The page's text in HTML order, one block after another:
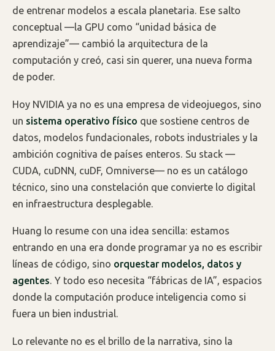
de entrenar modelos a escala planetaria. Ese salto
conceptual —la GPU como “unidad básica de
aprendizaje”— cambió la arquitectura de la
computación y creó, casi sin querer, una nueva forma
de poder.
Hoy NVIDIA ya no es una empresa de videojuegos, sino
un sistema operativo físico que sostiene centros de
datos, modelos fundacionales, robots industriales y la
ambición cognitiva de países enteros. Su stack —
CUDA, cuDNN, cuDF, Omniverse— no es un catálogo
técnico, sino una constelación que convierte lo digital
en infraestructura desplegable.
Huang lo resume con una idea sencilla: estamos
entrando en una era donde programar ya no es escribir
líneas de código, sino orquestar modelos, datos y
agentes. Y todo eso necesita “fábricas de IA”, espacios
donde la computación produce inteligencia como si
fuera un bien industrial.
Lo relevante no es el brillo de la narrativa, sino la